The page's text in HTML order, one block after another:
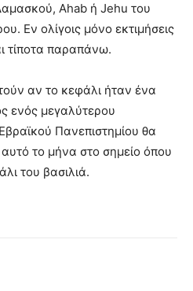
Ahab ή Jehu του
Εν ολίγοις μόνο εκτιμήσεις
τίποτα παραπάνω.
αν το κεφάλι ήταν ένα
ενός μεγαλύτερου
Πανεπιστημίου θα
αυτό το μήνα στο σημείο όπου
του βασιλιά.